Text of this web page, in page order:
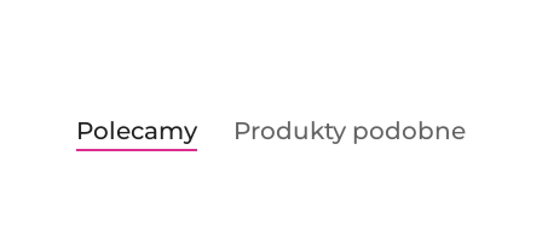
Pomiń karuzelę produktów
Produkty
o
Polecamy
Produkty
Produkty podobne